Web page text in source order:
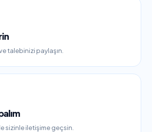
talebinizi paylaşın.
sizinle iletişime geçsin.